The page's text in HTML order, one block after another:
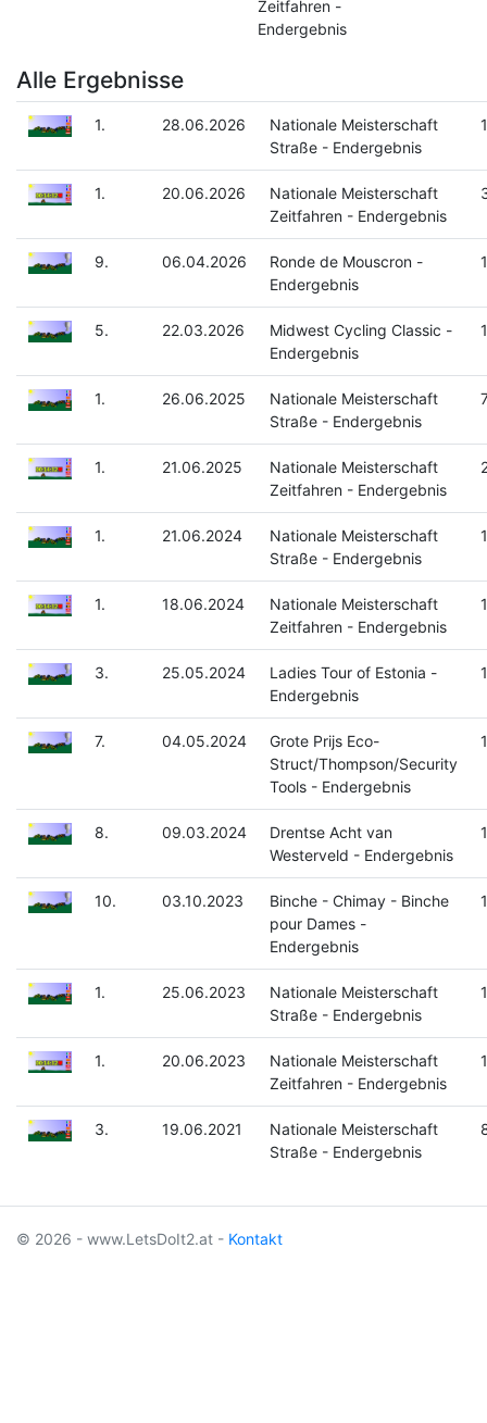
Zeitfahren -
Endergebnis
Alle Ergebnisse
1. 28.06.2026
Nationale Meisterschaft
Straße - Endergebnis
1. 20.06.2026
Nationale Meisterschaft
Zeitfahren - Endergebnis
9. 06.04.2026
Ronde de Mouscron -
Endergebnis
5. 22.03.2026
Midwest Cycling Classic -
Endergebnis
1. 26.06.2025
Nationale Meisterschaft
Straße - Endergebnis
1. 21.06.2025
Nationale Meisterschaft
Zeitfahren - Endergebnis
1. 21.06.2024
Nationale Meisterschaft
Straße - Endergebnis
1. 18.06.2024
Nationale Meisterschaft
Zeitfahren - Endergebnis
3. 25.05.2024
Ladies Tour of Estonia -
Endergebnis
7. 04.05.2024
Grote Prijs Eco-
Struct/Thompson/Security
Tools - Endergebnis
8. 09.03.2024
Drentse Acht van
Westerveld - Endergebnis
10. 03.10.2023
Binche - Chimay - Binche
pour Dames -
Endergebnis
1. 25.06.2023
Nationale Meisterschaft
Straße - Endergebnis
1. 20.06.2023
Nationale Meisterschaft
Zeitfahren - Endergebnis
3. 19.06.2021
Nationale Meisterschaft
Straße - Endergebnis
© 2026 - www.LetsDoIt2.at - Kontakt